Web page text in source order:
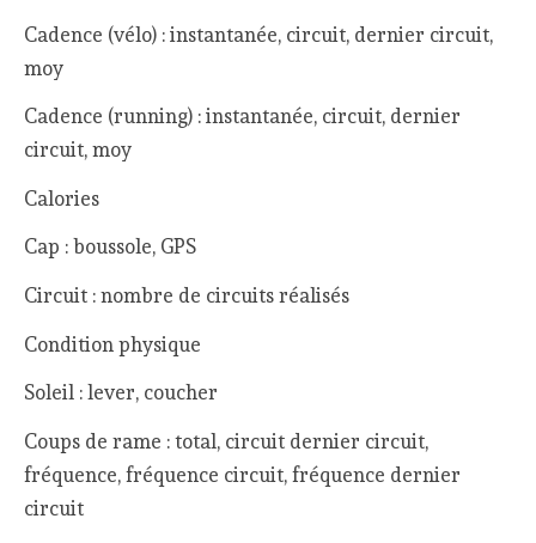
Cadence (vélo) : instantanée, circuit, dernier circuit,
moy
Cadence (running) : instantanée, circuit, dernier
circuit, moy
Calories
Cap : boussole, GPS
Circuit : nombre de circuits réalisés
Condition physique
Soleil : lever, coucher
Coups de rame : total, circuit dernier circuit,
fréquence, fréquence circuit, fréquence dernier
circuit